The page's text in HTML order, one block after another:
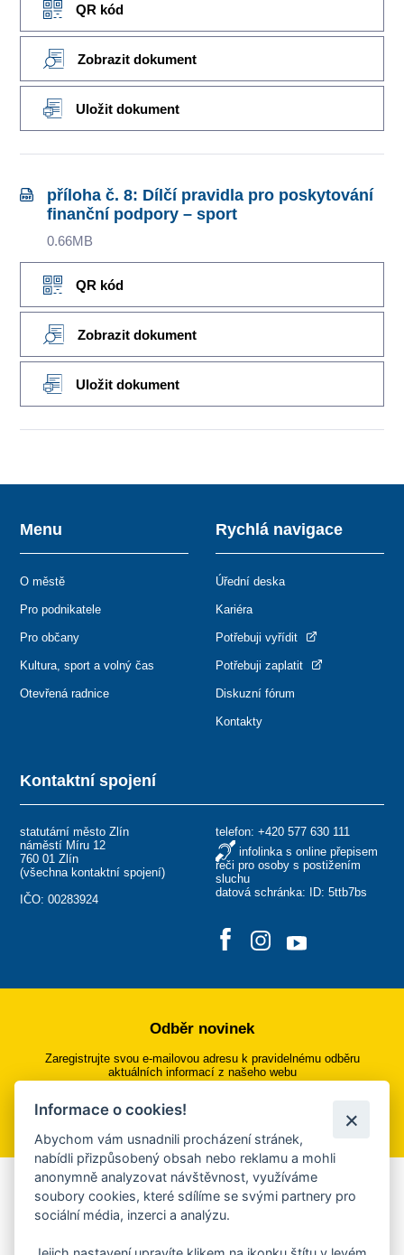
QR kód
Zobrazit dokument
Uložit dokument
příloha č. 8: Dílčí pravidla pro poskytování
finanční podpory – sport
0.66MB
QR kód
Zobrazit dokument
Uložit dokument
Kontaktní spojení
statutární město Zlín
náměstí Míru 12
760 01 Zlín
(všechna kontaktní spojení)
IČO: 00283924
telefon: +420 577 630 111
infolinka s online přepisem
řeči pro osoby s postižením
sluchu
datová schránka: ID: 5ttb7bs
Menu
O městě
Pro podnikatele
Pro občany
Kultura, sport a volný čas
Otevřená radnice
Rychlá navigace
Úřední deska
Kariéra
Potřebuji vyřídit
Potřebuji zaplatit
Diskuzní fórum
Kontakty
Odběr novinek
Zaregistrujte svou e-mailovou adresu k pravidelnému odběru
aktuálních informací z našeho webu
Přihlásit se k odběru
Aplikace Mobilní rozhlas
Chcete dostávat do svého mobilu či mailu upozornění na
Informace o cookies!
Abychom vám usnadnili procházení stránek,
nabídli přizpůsobený obsah nebo reklamu a mohli
anonymně analyzovat návštěvnost, využíváme
soubory cookies, které sdílíme se svými partnery pro
sociální média, inzerci a analýzu.